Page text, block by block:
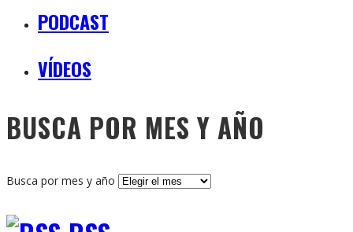
PODCAST
VÍDEOS
BUSCA POR MES Y AÑO
Busca por mes y año